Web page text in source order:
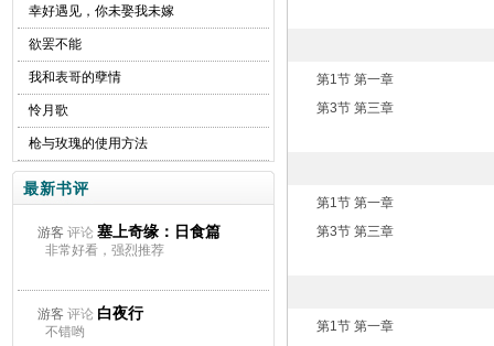
幸好遇见，你未娶我未嫁
欲罢不能
我和表哥的孽情
怜月歌
枪与玫瑰的使用方法
最新书评
游客 评论 塞上奇缘：日食篇
非常好看，强烈推荐
游客 评论 白夜行
不错哟
第1节 第一章
第3节 第三章
第1节 第一章
第3节 第三章
第1节 第一章